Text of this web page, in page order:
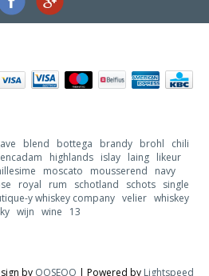
blend bottega brandy brohl
chili
highlands islay laing likeur
moscato mousserend
navy
royal rum schotland schots
single
y whiskey company velier whiskey
wijn wine 13
by OOSEOO | Powered by Lightspeed